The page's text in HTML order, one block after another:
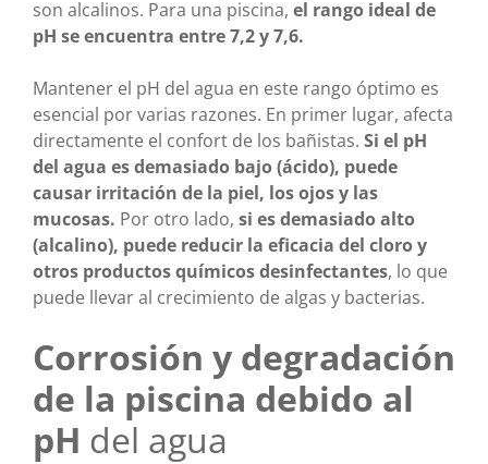
son alcalinos. Para una piscina, el rango ideal de
pH se encuentra entre 7,2 y 7,6.
Mantener el pH del agua en este rango óptimo es
esencial por varias razones. En primer lugar, afecta
directamente el confort de los bañistas. Si el pH
del agua es demasiado bajo (ácido), puede
causar irritación de la piel, los ojos y las
mucosas. Por otro lado, si es demasiado alto
(alcalino), puede reducir la eficacia del cloro y
otros productos químicos desinfectantes, lo que
puede llevar al crecimiento de algas y bacterias.
Corrosión y degradación
de la piscina debido al
pH del agua